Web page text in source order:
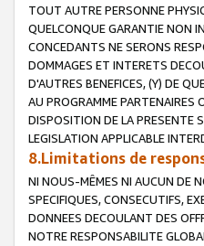
TOUT AUTRE PERSONNE
QUELCONQUE GARANTIE NON
CONCEDANTS NE SERONS
DOMMAGES ET INTERETS
D'AUTRES BENEFICES, (Y) DE
AU PROGRAMME PARTENAIRES
DISPOSITION DE LA PRESENTE
LEGISLATION APPLICABLE
8.Limitations de
NI NOUS-MÊMES NI AUCUN DE
SPECIFIQUES, CONSECUTIFS,
DONNEES DECOULANT DES
NOTRE RESPONSABILITE